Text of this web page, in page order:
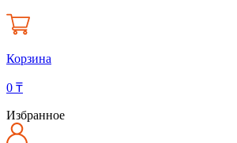
Корзина
0 ₸
Избранное